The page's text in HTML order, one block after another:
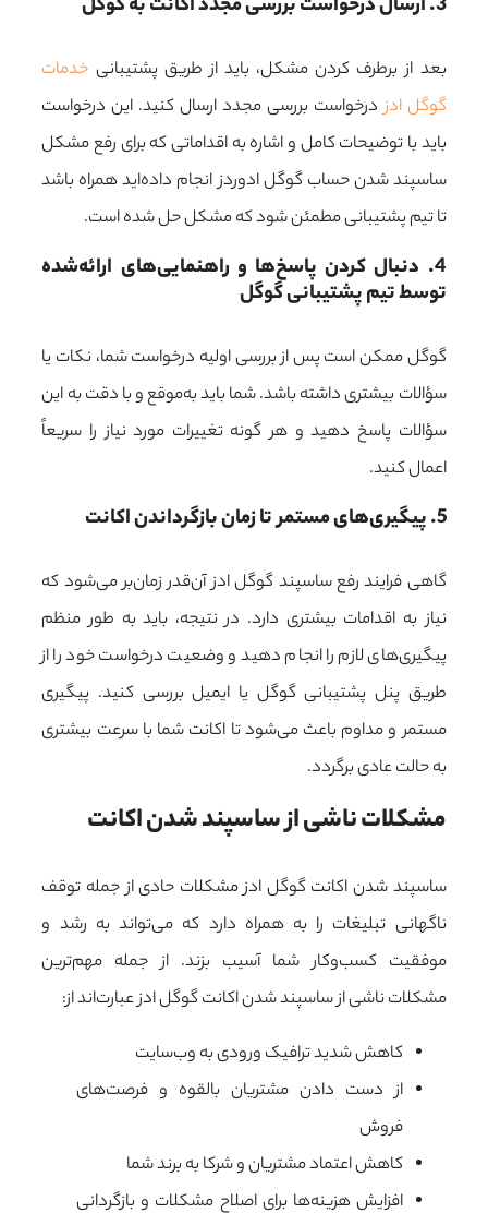
3. ارسال درخواست بررسی مجدد اکانت به گوگل
بعد از برطرف کردن مشکل، باید از طریق پشتیبانی خدمات
گوگل ادزدرخواست بررسی مجدد ارسال کنید. این درخواست
باید با توضیحات کامل و اشاره به اقداماتی که برای رفع مشکل
ساسپند شدن حساب گوگل ادوردز انجام داده‌اید همراه باشد
تا تیم پشتیبانی مطمئن شود که مشکل حل شده است.
توسط تیم پشتیبانی گوگل
گوگل ممکن است پس از بررسی اولیه درخواست شما، نکات یا
سؤالات بیشتری داشته باشد. شما باید به‌موقع و با دقت به این
سؤالات پاسخ دهید و هر گونه تغییرات مورد نیاز را سریعاً
اعمال کنید.
5. پیگیری‌های مستمر تا زمان بازگرداندن اکانت
گاهی فرایند رفع ساسپند گوگل ادز آن‌قدر زمان‌بر می‌شود که
نیاز به اقدامات بیشتری دارد. در نتیجه، باید به طور منظم
پیگیری‌های لازم را انجام دهید و وضعیت درخواست خود را از
طریق پنل پشتیبانی گوگل یا ایمیل بررسی کنید. پیگیری
مستمر و مداوم باعث می‌شود تا اکانت شما با سرعت بیشتری
به حالت عادی برگردد.
مشکلات ناشی از ساسپند شدن اکانت
ساسپند شدن اکانت گوگل ادز مشکلات حادی از جمله توقف
ناگهانی تبلیغات را به همراه دارد که می‌تواند به رشد و
موفقیت کسب‌وکار شما آسیب بزند. از جمله مهم‌ترین
مشکلات ناشی از ساسپند شدن اکانت گوگل ادز عبارت‌اند از:
کاهش شدید ترافیک ورودی به وب‌سایت
از دست دادن مشتریان بالقوه و فرصت‌های
فروش
کاهش اعتماد مشتریان و شرکا به برند شما
افزایش هزینه‌ها برای اصلاح مشکلات و بازگردانی